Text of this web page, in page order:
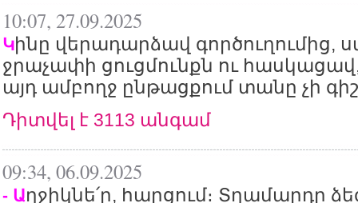
10:07, 27.09.2025
Կինը վերադարձավ գործուղումից,
ջրաչափի ցուցմունքն ու
այդ ամբողջ ընթացքում տանը չի
Դիտվել է 3113 անգամ
09:34, 06.09.2025
- Աղջիկնե՛ր, հարցում։ Տղամարդը